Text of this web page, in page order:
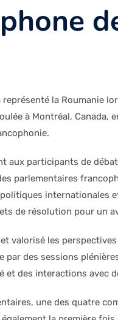
la Roumanie
à Montréal, Canada,
aux participants de
parlementaires
internationales
de résolution pour un
valorisé les perspectives
par des sessions
et des interactions avec
une des quatre